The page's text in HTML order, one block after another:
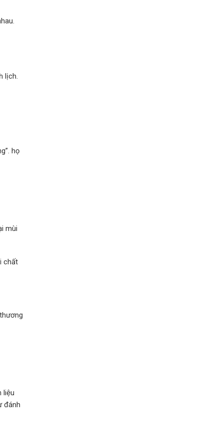
lịch.
họ
mùi
chất
liệu
đánh